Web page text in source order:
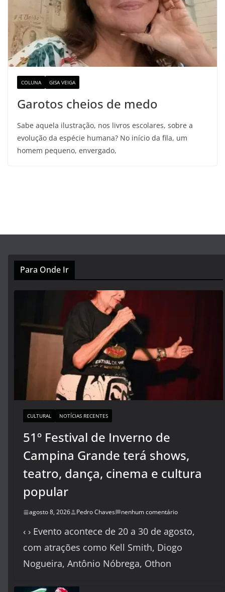
COLUNA GISA VEIGA
Garotos cheios de medo
Sabe aquela ilustração, nos livros escolares, sobre a
evolução da espécie humana? No início da fila, um
homem pequeno, envergado,
Para Onde Ir
CULTURAL NOTÍCIAS RECENTES
51º Festival de Inverno de
Campina Grande terá shows,
teatro, dança, cinema e cultura
popular
agosto 8, 2026 Pedro Chaves nenhum comentário
‹ › Evento acontece de 20 a 30 de agosto,
com atrações como Kell Smith, Diogo
Nogueira, Antônio Nóbrega, Othon